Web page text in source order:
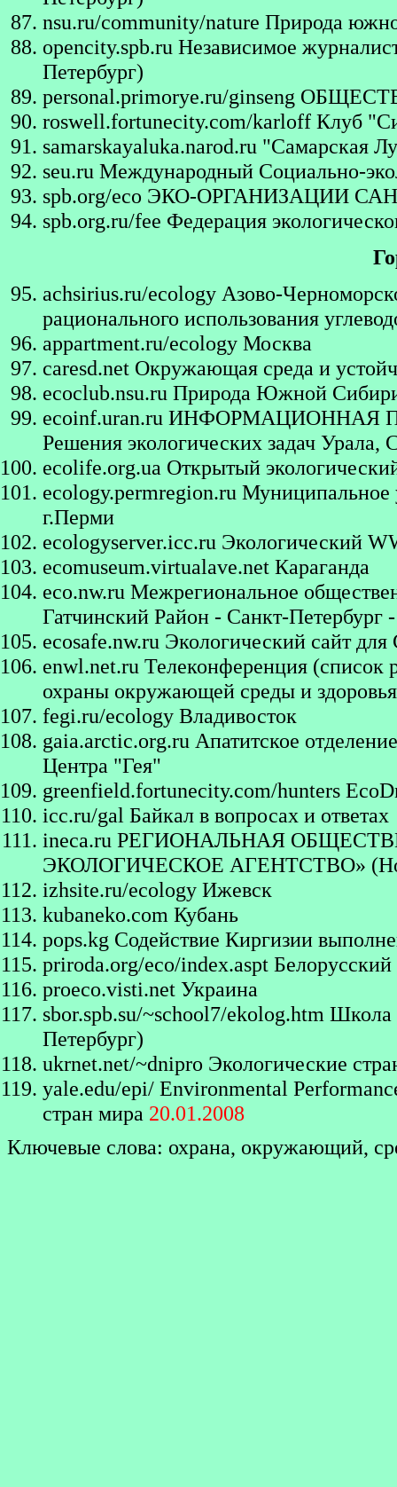
nsu.ru/community/nature Природа
opencity.spb.ru Независимое
Петербург)
personal.primorye.ru/ginseng
roswell.fortunecity.com/karloff Клуб
samarskayaluka.narod.ru "Самарская
seu.ru Международный Социально-
spb.org/eco ЭКО-ОРГАНИЗАЦИИ
spb.org.ru/fee Федерация
achsirius.ru/ecology Азово-
рационального использования
appartment.ru/ecology Москва
caresd.net Окружающая среда и
ecoclub.nsu.ru Природа Южной
ecoinf.uran.ru ИНФОРМАЦИОННАЯ
Решения экологических задач Урала,
ecolife.org.ua Открытый
ecology.permregion.ru Муниципальное
г.Перми
ecologyserver.icc.ru Экологический
ecomuseum.virtualave.net Караганда
eco.nw.ru Межрегиональное
Гатчинский Район - Санкт-Петербург
ecosafe.nw.ru Экологический сайт
enwl.net.ru Телеконференция (список
охраны окружающей среды и
fegi.ru/ecology Владивосток
gaia.arctic.org.ru Апатитское
Центра "Гея"
greenfield.fortunecity.com/hunters
icc.ru/gal Байкал в вопросах и ответах
ineca.ru РЕГИОНАЛЬНАЯ
ЭКОЛОГИЧЕСКОЕ АГЕНТСТВО»
izhsite.ru/ecology Ижевск
kubaneko.com Кубань
pops.kg Содействие Киргизии
priroda.org/eco/index.aspt Белорусский
proeco.visti.net Украина
sbor.spb.su/~school7/ekolog.htm Школа
Петербург)
ukrnet.net/~dnipro Экологические
yale.edu/epi/ Environmental
стран мира 20.01.2008
Ключевые слова: охрана, окружающий,